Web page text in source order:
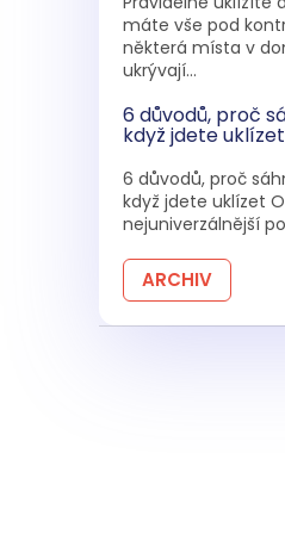
máte vše pod
některá místa v
ukrývají...
6 důvodů, proč
když jdete uklízet
6 důvodů, proč
když jdete uklízet
nejuniverzálnější
ARCHIV